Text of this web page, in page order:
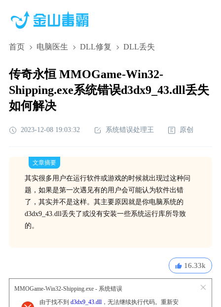
首页 电脑医生 DLL修复 DLL丢失
传奇永恒 MMOGame-Win32-
Shipping.exe系统错误d3dx9_43.dll丢失
如何解决
2023-12-08 19:03:32 系统错误处理王 原创
文章摘要
其实很多用户在运行软件或游戏的时候就出现过这种问
题，如果是第一次遇见有的用户会可能认为软件出错
了，其实并不是这样。其主要原因就是你电脑系统的
d3dx9_43.dll丢失了或没有安装一些系统运行库所导致
的。
16.33k
MMOGame-Win32-Shipping.exe - 系统错误
由于找不到 d3dx9_43.dll，无法继续执行代码。重新安